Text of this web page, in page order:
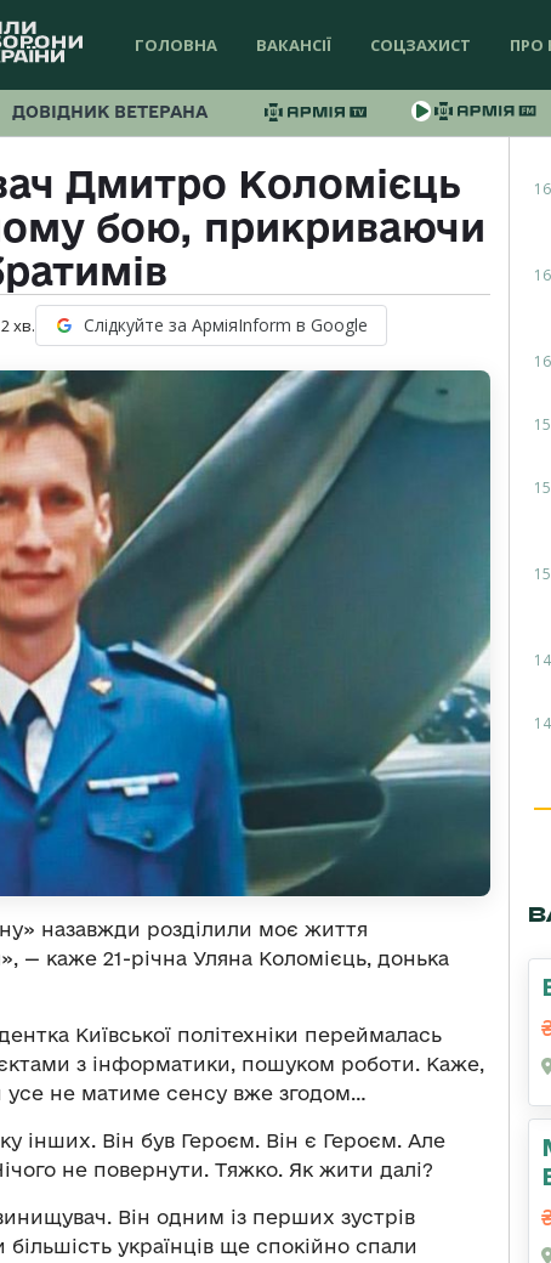
ГОЛОВНА ВАКАНСІЇ СОЦЗАХИСТ ПРО
ДОВІДНИК ВЕТЕРАНА
Дмитро Коломієць
бою, прикриваючи
2хв. Слідкуйте за АрміяInform в Google
назавжди розділили моє життя
— каже 21-річна Уляна Коломієць, донька
Київської політехніки переймалась
з інформатики, пошуком роботи. Каже,
усе не матиме сенсу вже згодом…
інших. Він був Героєм. Він є Героєм. Але
не повернути. Тяжко. Як жити далі?
Він одним із перших зустрів
українців ще спокійно спали